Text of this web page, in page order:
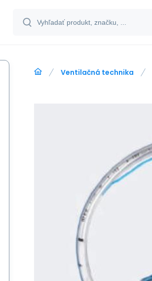
Ventilačná technika